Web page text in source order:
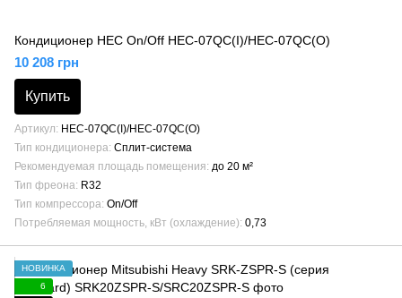
Кондиционер HEC On/Off HEC-07QC(I)/HEC-07QC(O)
10 208 грн
Купить
Артикул
HEC-07QC(I)/HEC-07QC(O)
Тип кондиционера Сплит-система
Рекомендуемая площадь помещения до 20 м²
Тип фреона R32
Тип компрессора On/Off
Потребляемая мощность, кВт (охлаждение) 0,73
НОВИНКА
6